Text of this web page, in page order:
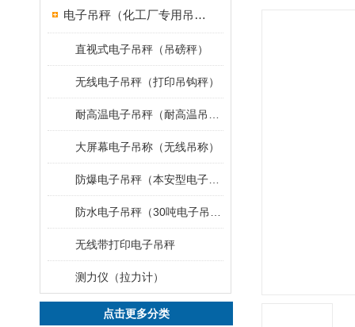
电子吊秤（化工厂专用吊秤）
直视式电子吊秤（吊磅秤）
无线电子吊秤（打印吊钩秤）
大屏幕电子吊称（无线吊称）
无线带打印电子吊秤
测力仪（拉力计）
点击更多分类